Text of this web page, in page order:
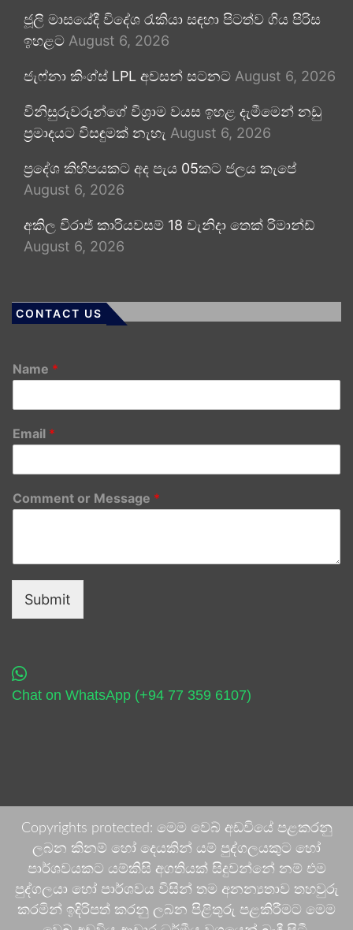
ජූලි මාසයේදී විදේශ රැකියා සඳහා පිටත්ව ගිය පිරිස
ඉහළට August 6, 2026
ජැෆ්නා කිංග්ස් LPL අවසන් සටනට August 6, 2026
විනිසුරුවරුන්ගේ විශ්‍රාම වයස ඉහළ දැමීමෙන් නඩු
ප්‍රමාදයට විසඳුමක් නැහැ August 6, 2026
ප්‍රදේශ කිහිපයකට අද පැය 05කට ජලය කැපේ
August 6, 2026
අකිල විරාජ් කාරියවසම් 18 වැනිදා තෙක් රිමාන්ඩ්
August 6, 2026
CONTACT US
Name *
Email *
Comment or Message *
Submit
Chat on WhatsApp (+94 77 359 6107)
Copyrights protected: මෙම වෙබ් අඩවියේ පළකරනු
ලබන කිනම් හෝ දෙයකින් යම් පුද්ගලයකුට හෝ
පාර්ශවයකට යම්කිසි අගතියක් සිදුවන්නේ නම් එම
පුද්ගලයා හෝ පාර්ශවය විසින් තම අනන්‍යතාව තහවුරු
කරමින් ඉදිරිපත් කරනු ලබන පිළිතුරු පළකිරීමට මෙම